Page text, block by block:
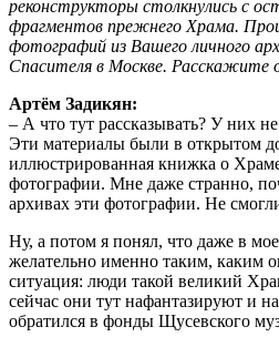
реконструкторы столкнулись с
фрагментов прежнего Храма.
фотографий из Вашего личного
Спасителя в Москве. Расскажите
Артём Задикян:
– А что тут рассказывать? У них
Эти материалы были в открытом
иллюстрированная книжка о
фотографии. Мне даже странно,
архивах эти фотографии. Не
Ну, а потом я понял, что даже в
желательно именно таким, каким
ситуация: люди такой великий
сейчас они тут нафантазируют и
обратился в фонды Щусевского